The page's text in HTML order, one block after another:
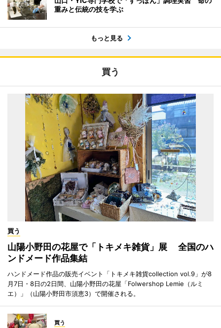
重みと伝統の技を学ぶ
もっと見る
買う
買う
山陽小野田の花屋で「トキメキ雑貨」展 全国のハ
ンドメード作品集結
ハンドメード作品の販売イベント「トキメキ雑貨collection vol.9」が8
月7日・8日の2日間、山陽小野田の花屋「Folwershop Lemie（ルミ
エ）」（山陽小野田市須恵3）で開催される。
買う